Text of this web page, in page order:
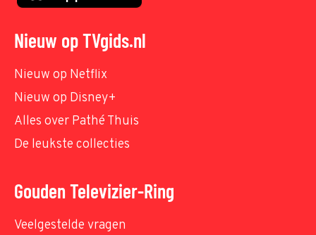
Nieuw op TVgids.nl
Nieuw op Netflix
Nieuw op Disney+
Alles over Pathé Thuis
De leukste collecties
Gouden Televizier-Ring
Veelgestelde vragen